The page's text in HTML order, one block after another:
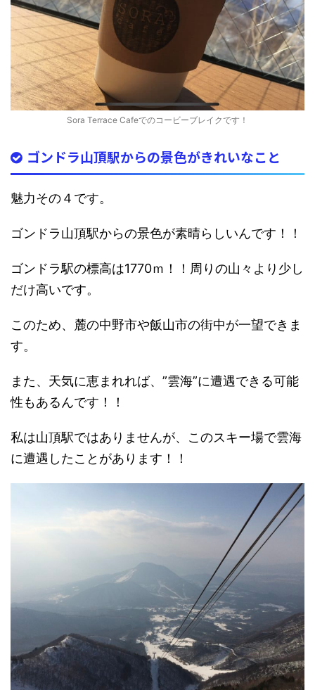
Sora Terrace Cafeでのコービーブレイクです！
ゴンドラ山頂駅からの景色がきれいなこと
魅力その４です。
ゴンドラ山頂駅からの景色が素晴らしいんです！！
ゴンドラ駅の標高は1770ｍ！！周りの山々より少し
だけ高いです。
このため、麓の中野市や飯山市の街中が一望できま
す。
また、 天気に恵まれれば、”雲海”に遭遇できる可能
性もあるんです！！
私は山頂駅ではありませんが、このスキー場で雲海
に遭遇したことがあります！！